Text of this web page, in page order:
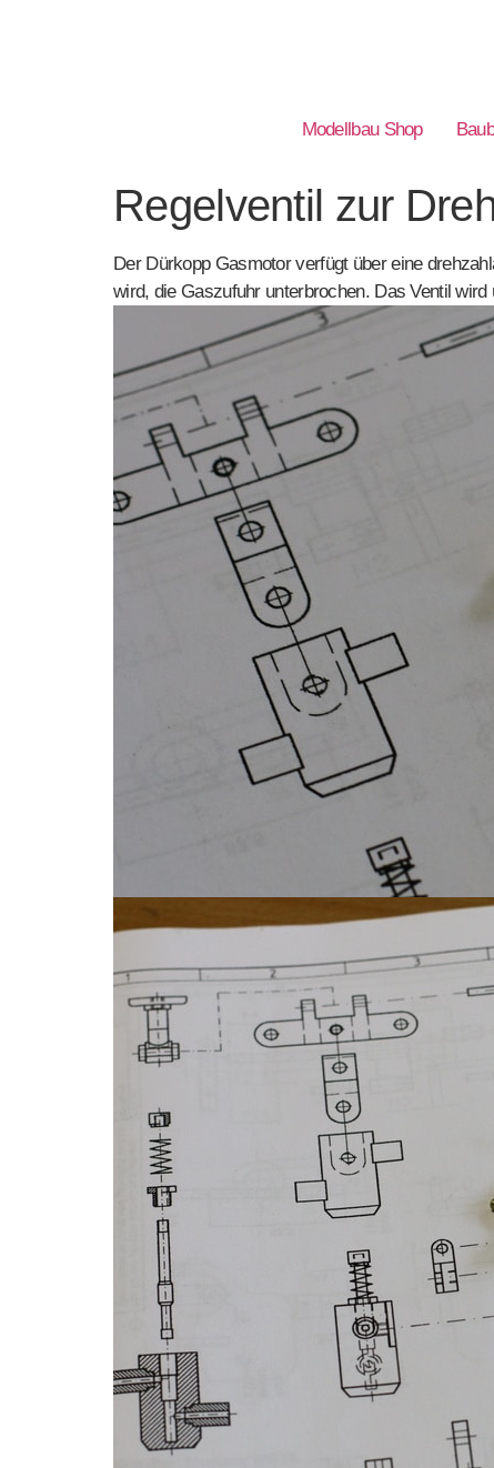
Modellbau Shop
Regelventil zur
Der Dürkopp Gasmotor verfügt über eine
wird, die Gaszufuhr unterbrochen. Das Ventil